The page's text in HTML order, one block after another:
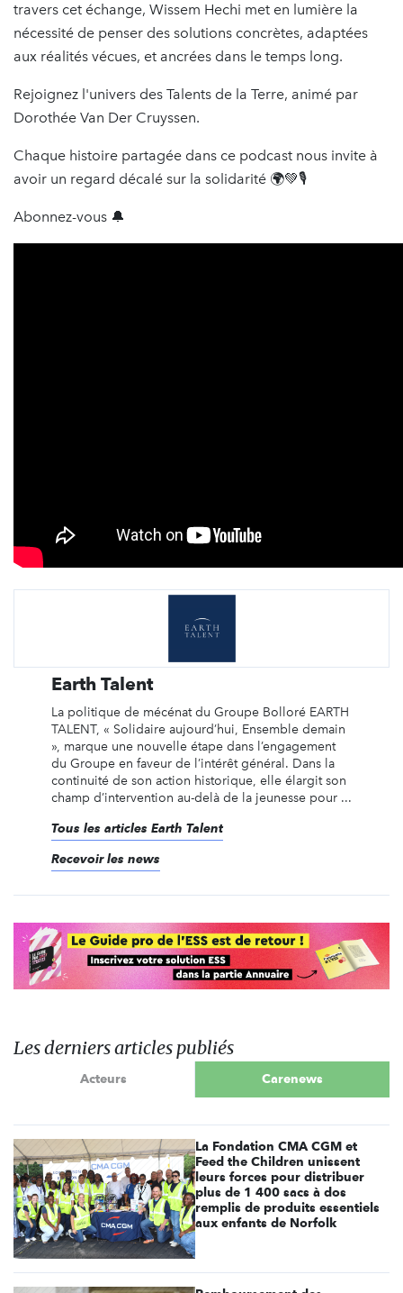
travers cet échange, Wissem Hechi met en lumière la
nécessité de penser des solutions concrètes, adaptées
aux réalités vécues, et ancrées dans le temps long.
Rejoignez l'univers des Talents de la Terre, animé par
Dorothée Van Der Cruyssen.
Chaque histoire partagée dans ce podcast nous invite à
avoir un regard décalé sur la solidarité 🌍💚🎙️
Abonnez-vous 🔔
Earth Talent
La politique de mécénat du Groupe Bolloré EARTH
TALENT, « Solidaire aujourd’hui, Ensemble demain
», marque une nouvelle étape dans l’engagement
du Groupe en faveur de l’intérêt général. Dans la
continuité de son action historique, elle élargit son
champ d’intervention au-delà de la jeunesse pour ...
Tous les articles Earth Talent
Recevoir les news
Les derniers articles publiés
Acteurs Carenews
La Fondation CMA CGM et
Feed the Children unissent
leurs forces pour distribuer
plus de 1 400 sacs à dos
remplis de produits essentiels
aux enfants de Norfolk